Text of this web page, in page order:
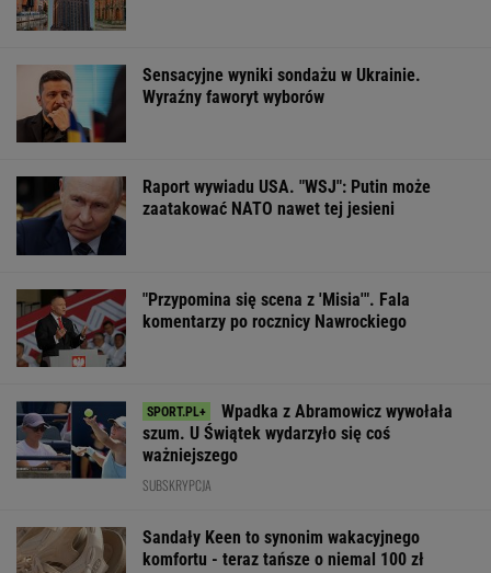
Sensacyjne wyniki sondażu w Ukrainie.
Wyraźny faworyt wyborów
Raport wywiadu USA. "WSJ": Putin może
zaatakować NATO nawet tej jesieni
"Przypomina się scena z 'Misia'". Fala
komentarzy po rocznicy Nawrockiego
Wpadka z Abramowicz wywołała
szum. U Świątek wydarzyło się coś
ważniejszego
SUBSKRYPCJA
Sandały Keen to synonim wakacyjnego
komfortu - teraz tańsze o niemal 100 zł